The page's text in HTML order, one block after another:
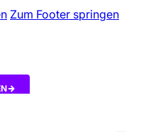
Zum Footer springen